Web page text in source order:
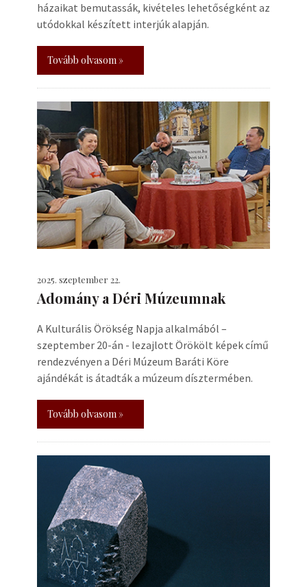
házaikat bemutassák, kivételes lehetőségként az
utódokkal készített interjúk alapján.
Tovább olvasom »
2025. szeptember 22.
Adomány a Déri Múzeumnak
A Kulturális Örökség Napja alkalmából –
szeptember 20-án - lezajlott Örökölt képek című
rendezvényen a Déri Múzeum Baráti Köre
ajándékát is átadták a múzeum dísztermében.
Tovább olvasom »